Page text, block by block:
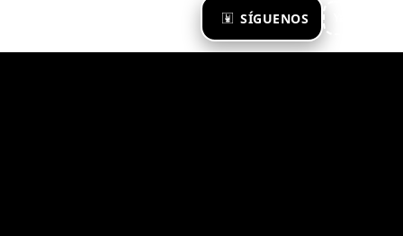
SÍGUENOS